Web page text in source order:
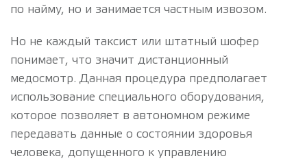
по найму, но и занимается частным извозом.
Но не каждый таксист или штатный шофер
понимает, что значит дистанционный
медосмотр. Данная процедура предполагает
использование специального оборудования,
которое позволяет в автономном режиме
передавать данные о состоянии здоровья
человека, допущенного к управлению